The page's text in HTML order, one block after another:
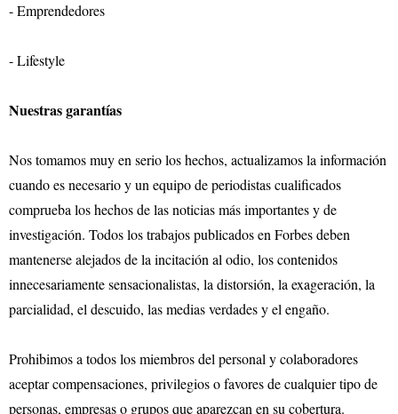
- Emprendedores
- Lifestyle
Nuestras garantías
Nos tomamos muy en serio los hechos, actualizamos la información
cuando es necesario y un equipo de periodistas cualificados
comprueba los hechos de las noticias más importantes y de
investigación. Todos los trabajos publicados en Forbes deben
mantenerse alejados de la incitación al odio, los contenidos
innecesariamente sensacionalistas, la distorsión, la exageración, la
parcialidad, el descuido, las medias verdades y el engaño.
Prohibimos a todos los miembros del personal y colaboradores
aceptar compensaciones, privilegios o favores de cualquier tipo de
personas, empresas o grupos que aparezcan en su cobertura.